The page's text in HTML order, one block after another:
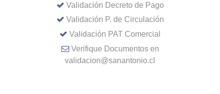
Validación Decreto de Pago
Validación P. de Circulación
Validación PAT Comercial
Verifique Documentos en
validacion@sanantonio.cl